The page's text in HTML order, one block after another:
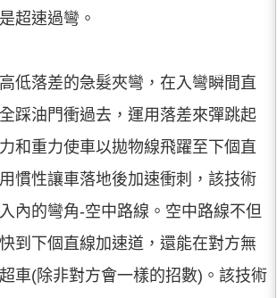
超速過彎。
低落差的急髮夾彎，在入彎瞬間直
踩油門衝過去，運用落差來彈跳起
和重力使車以拋物線飛躍至下個直
慣性讓車落地後加速衝刺，該技術
內的彎角-空中路線。空中路線不但
到下個直線加速道，還能在對方無
車(除非對方會一樣的招數)。該技術